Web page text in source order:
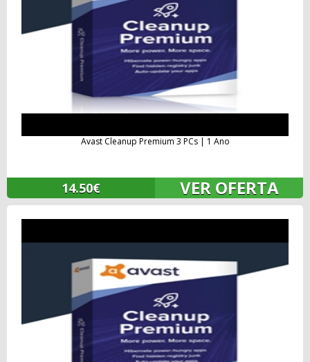
Avast Cleanup Premium 3 PCs | 1 Ano
14.50€ VER OFERTA